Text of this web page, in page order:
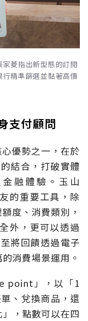
菱指出新型態的訂閱
精準篩選並黏著高價
支付顧問
優勢之一，在於
結合，打破實體
融體驗。玉山
的重要工具，除
度、消費類別，
外，更可以透過
將回饋透過電子
消費場景運用。
point」，以「1
、兌換商品，還
，點數可以在四